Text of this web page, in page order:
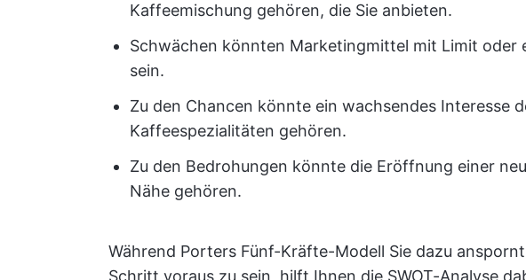
Kaffeemischung gehören, die Sie anbieten.
Schwächen könnten Marketingmittel mit Limit oder
sein.
Zu den Chancen könnte ein wachsendes Interesse
Kaffeespezialitäten gehören.
Zu den Bedrohungen könnte die Eröffnung einer
Nähe gehören.
Während Porters Fünf-Kräfte-Modell Sie dazu
Schritt voraus zu sein, hilft Ihnen die SWOT-Analyse